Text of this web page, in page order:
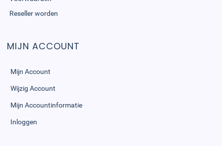
Reseller worden
MIJN ACCOUNT
Mijn Account
Wijzig Account
Mijn Accountinformatie
Inloggen